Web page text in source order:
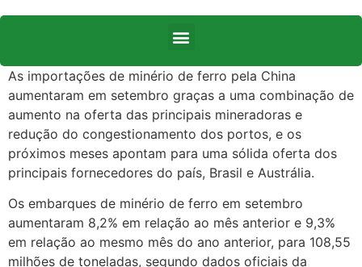
As importações de minério de ferro pela China
aumentaram em setembro graças a uma combinação de
aumento na oferta das principais mineradoras e
redução do congestionamento dos portos, e os
próximos meses apontam para uma sólida oferta dos
principais fornecedores do país, Brasil e Austrália.
Os embarques de minério de ferro em setembro
aumentaram 8,2% em relação ao mês anterior e 9,3%
em relação ao mesmo mês do ano anterior, para 108,55
milhões de toneladas, segundo dados oficiais da